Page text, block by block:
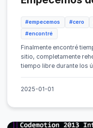
#empecemos #cero
#encontré
Finalmente encontré
sitio, completamente
tiempo libre durante los
2025-01-01